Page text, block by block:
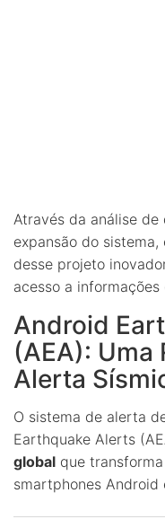
Através da análise
expansão do
desse projeto
acesso a
Android
(AEA): Uma
Alerta
O sistema de alerta
Earthquake Alerts
global que
smartphones Android